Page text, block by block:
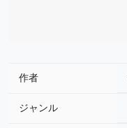
作者
ジャンル